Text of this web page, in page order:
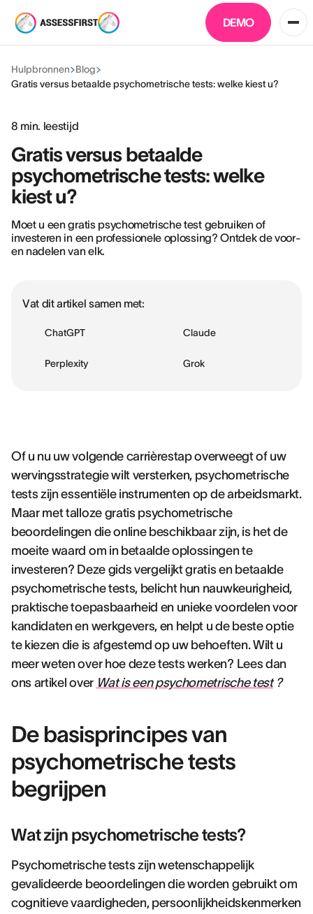
DEMO
Hulpbronnen
Blog
Gratis versus betaalde psychometrische tests: welke kiest u?
8 min. leestijd
Gratis versus betaalde
psychometrische tests: welke
kiest u?
Moet u een gratis psychometrische test gebruiken of
investeren in een professionele oplossing? Ontdek de voor-
en nadelen van elk.
Vat dit artikel samen met:
ChatGPT Claude
Perplexity Grok
Of u nu uw volgende carrièrestap overweegt of uw
wervingsstrategie wilt versterken, psychometrische
tests zijn essentiële instrumenten op de arbeidsmarkt.
Maar met talloze gratis psychometrische
beoordelingen die online beschikbaar zijn, is het de
moeite waard om in betaalde oplossingen te
investeren? Deze gids vergelijkt gratis en betaalde
psychometrische tests, belicht hun nauwkeurigheid,
praktische toepasbaarheid en unieke voordelen voor
kandidaten en werkgevers, en helpt u de beste optie
te kiezen die is afgestemd op uw behoeften. Wilt u
meer weten over hoe deze tests werken? Lees dan
ons artikel over Wat is een psychometrische test?
De basisprincipes van
psychometrische tests
begrijpen
Wat zijn psychometrische tests?
Psychometrische tests zijn wetenschappelijk
gevalideerde beoordelingen die worden gebruikt om
cognitieve vaardigheden, persoonlijkheidskenmerken